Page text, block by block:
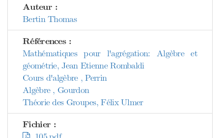
Auteur :
Bertin Thomas
Références :
Mathématiques pour l'agrégation: Algèbre et
géométrie, Jean Etienne Rombaldi
Cours d'algèbre , Perrin
Algèbre , Gourdon
Théorie des Groupes, Félix Ulmer
Fichier :